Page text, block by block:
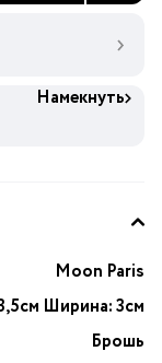
Намекнуть
Moon Paris
Ширина: 3см
Брошь